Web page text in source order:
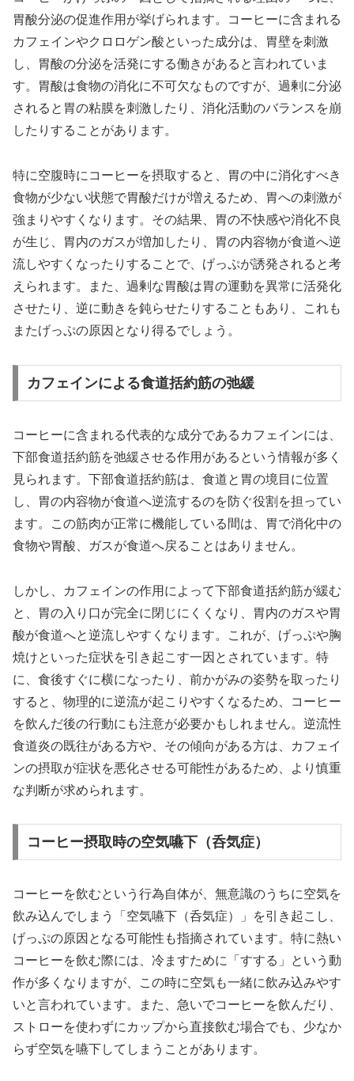
胃酸分泌の促進作用が挙げられます。コーヒーに含まれる
カフェインやクロロゲン酸といった成分は、胃壁を刺激
し、胃酸の分泌を活発にする働きがあると言われていま
す。胃酸は食物の消化に不可欠なものですが、過剰に分泌
されると胃の粘膜を刺激したり、消化活動のバランスを崩
したりすることがあります。
特に空腹時にコーヒーを摂取すると、胃の中に消化すべき
食物が少ない状態で胃酸だけが増えるため、胃への刺激が
強まりやすくなります。その結果、胃の不快感や消化不良
が生じ、胃内のガスが増加したり、胃の内容物が食道へ逆
流しやすくなったりすることで、げっぷが誘発されると考
えられます。また、過剰な胃酸は胃の運動を異常に活発化
させたり、逆に動きを鈍らせたりすることもあり、これも
またげっぷの原因となり得るでしょう。
カフェインによる食道括約筋の弛緩
コーヒーに含まれる代表的な成分であるカフェインには、
下部食道括約筋を弛緩させる作用があるという情報が多く
見られます。下部食道括約筋は、食道と胃の境目に位置
し、胃の内容物が食道へ逆流するのを防ぐ役割を担ってい
ます。この筋肉が正常に機能している間は、胃で消化中の
食物や胃酸、ガスが食道へ戻ることはありません。
しかし、カフェインの作用によって下部食道括約筋が緩む
と、胃の入り口が完全に閉じにくくなり、胃内のガスや胃
酸が食道へと逆流しやすくなります。これが、げっぷや胸
焼けといった症状を引き起こす一因とされています。特
に、食後すぐに横になったり、前かがみの姿勢を取ったり
すると、物理的に逆流が起こりやすくなるため、コーヒー
を飲んだ後の行動にも注意が必要かもしれません。逆流性
食道炎の既往がある方や、その傾向がある方は、カフェイ
ンの摂取が症状を悪化させる可能性があるため、より慎重
な判断が求められます。
コーヒー摂取時の空気嚥下（呑気症）
コーヒーを飲むという行為自体が、無意識のうちに空気を
飲み込んでしまう「空気嚥下（呑気症）」を引き起こし、
げっぷの原因となる可能性も指摘されています。特に熱い
コーヒーを飲む際には、冷ますために「すする」という動
作が多くなりますが、この時に空気も一緒に飲み込みやす
いと言われています。また、急いでコーヒーを飲んだり、
ストローを使わずにカップから直接飲む場合でも、少なか
らず空気を嚥下してしまうことがあります。